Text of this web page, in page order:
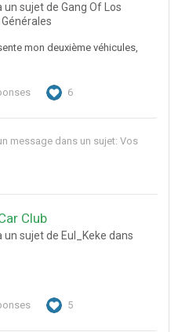
un sujet de Gang Of Los
mon deuxième véhicules,
6
message dans un sujet: Vos
Club
un sujet de Eul_Keke dans
5